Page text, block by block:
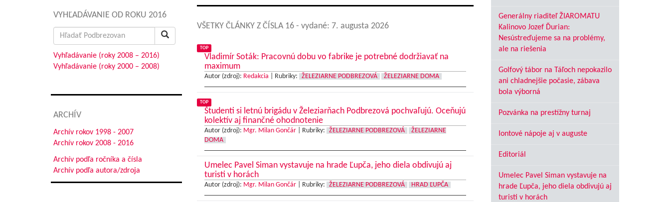
VYHĽADÁVANIE OD ROKU 2016
Search
for:
Vyhľadávanie (roky 2008 – 2016)
Vyhľadávanie (roky 2000 – 2008)
ARCHÍV
Archív rokov 1998 - 2007
Archív rokov 2008 - 2016
Archív podľa ročníka a čísla
Archív podľa autora/zdroja
VŠETKY ČLÁNKY Z ČÍSLA 16 - vydané: 7. augusta 2026
TOP
Vladimír Soták: Pracovnú dobu vo fabrike je potrebné dodržiavať na
maximum
Autor (zdroj): Redakcia Rubriky: ŽELEZIARNE PODBREZOVÁ ŽELEZIARNE DOMA
TOP
Študenti si letnú brigádu v Železiarňach Podbrezová pochvaľujú. Oceňujú
kolektív aj finančné ohodnotenie
Autor (zdroj): Mgr. Milan Gončár| Rubriky: ŽELEZIARNE PODBREZOVÁ
ŽELEZIARNE
DOMA
Umelec Pavel Siman vystavuje na hrade Ľupča, jeho diela obdivujú aj
turisti v horách
Autor (zdroj): Mgr. Milan Gončár| Rubriky: ŽELEZIARNE PODBREZOVÁ HRAD ĽUPČA
Generálny riaditeľ ŽIAROMATU
Kalinovo Jozef Ďurian:
Nesústreďujeme sa na problémy,
ale na riešenia
Golfový tábor na Táľoch nepokazilo
ani chladnejšie počasie, zábava
bola výborná
Pozvánka na prestížny turnaj
Iontové nápoje aj v auguste
Editoriál
Umelec Pavel Siman vystavuje na
hrade Ľupča, jeho diela obdivujú aj
turisti v horách